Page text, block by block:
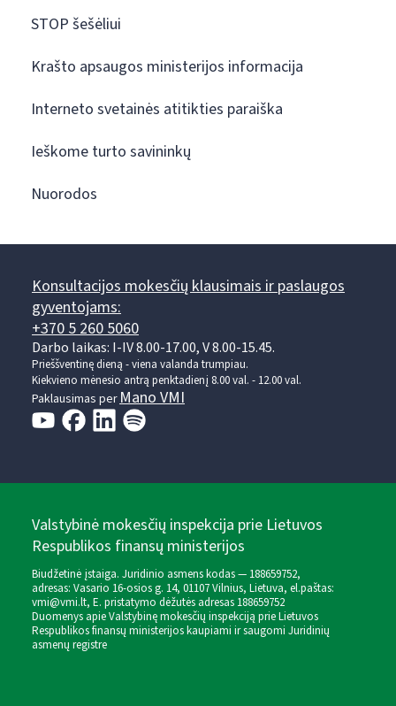
STOP šešėliui
Krašto apsaugos ministerijos informacija
Interneto svetainės atitikties paraiška
Ieškome turto savininkų
Nuorodos
Konsultacijos mokesčių klausimais ir paslaugos
gyventojams:
+370 5 260 5060
Darbo laikas: I-IV 8.00-17.00, V 8.00-15.45.
Prieššventinę dieną - viena valanda trumpiau.
Kiekvieno mėnesio antrą penktadienį 8.00 val. - 12.00 val.
Paklausimas perMano VMI
Valstybinė mokesčių inspekcija prie Lietuvos
Respublikos finansų ministerijos
Biudžetinė įstaiga. Juridinio asmens kodas — 188659752,
adresas: Vasario 16-osios g. 14, 01107 Vilnius, Lietuva, el.paštas:
vmi@vmi.lt, E. pristatymo dėžutės adresas 188659752
Duomenys apie Valstybinę mokesčių inspekciją prie Lietuvos
Respublikos finansų ministerijos kaupiami ir saugomi Juridinių
asmenų registre